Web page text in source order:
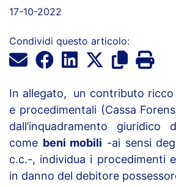
17-10-2022
Condividi questo articolo:
In allegato, un contributo ricco
e procedimentali (Cassa
dall’inquadramento giuridico
come beni mobili -ai sensi
c.c.-, individua i procedimenti
in danno del debitore